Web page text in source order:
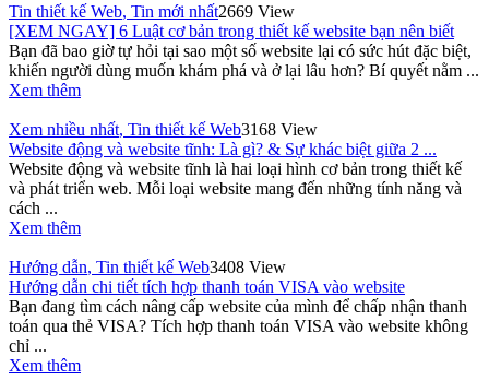
Tin thiết kế Web, Tin mới nhất2669 View
[XEM NGAY] 6 Luật cơ bản trong thiết kế website bạn nên biết
Bạn đã bao giờ tự hỏi tại sao một số website lại có sức hút đặc biệt,
khiến người dùng muốn khám phá và ở lại lâu hơn? Bí quyết nằm ...
Xem thêm
Xem nhiều nhất, Tin thiết kế Web3168 View
Website động và website tĩnh: Là gì? & Sự khác biệt giữa 2 ...
Website động và website tĩnh là hai loại hình cơ bản trong thiết kế
và phát triển web. Mỗi loại website mang đến những tính năng và
cách ...
Xem thêm
Hướng dẫn, Tin thiết kế Web3408 View
Hướng dẫn chi tiết tích hợp thanh toán VISA vào website
Bạn đang tìm cách nâng cấp website của mình để chấp nhận thanh
toán qua thẻ VISA? Tích hợp thanh toán VISA vào website không
chỉ ...
Xem thêm